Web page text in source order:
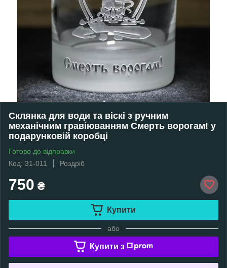
Склянка для води та віскі з ручним
механічним гравіюванням Смерть ворогам! у
подарунковій коробці
Готово до відправки
Код: 31-011
Роздріб
750 ₴
Купити
або
Купити з